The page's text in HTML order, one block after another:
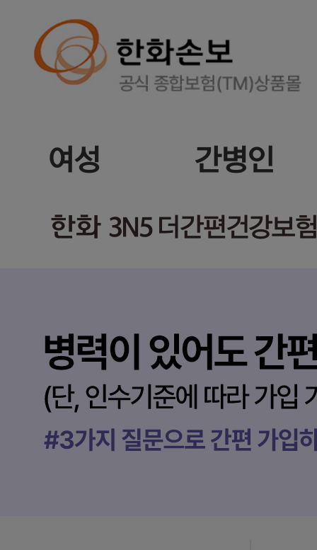
여성 간병인
한화 3N5 더간편건강보